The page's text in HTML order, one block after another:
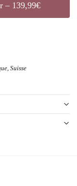
– 139,99€
Suisse